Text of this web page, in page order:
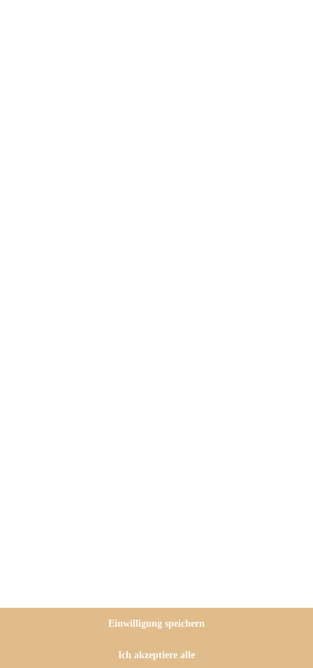
aka
Junkie bin, ist das natürlich
gerne, zum einen sind sie total
außerdem gesund undEinwilligung speichern
Ich akzeptiere alle